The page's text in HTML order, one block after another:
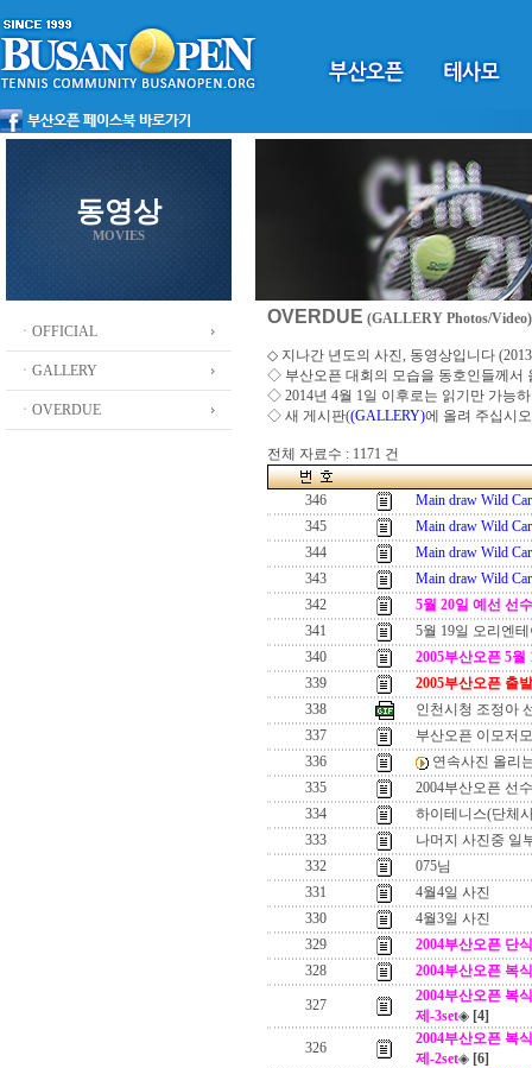
동영상
MOVIES
ㆍOFFICIAL
ㆍGALLERY
ㆍOVERDUE
OVERDUE (GALLERY Photos/Video)
◇ 지나간 년도의 사진, 동영상입니다
◇ 부산오픈 대회의 모습을 동호인들께서
◇ 2014년 4월 1일 이후로는 읽기만 가능
◇ 새 게시판((GALLERY)에 올려 주십시오
전체 자료수 : 1171 건
346
Main draw Wild
345
Main draw Wild
344
Main draw Wild
343
Main draw Wild
342
5월 20일 예선 선
341
5월 19일 오리엔
340
2005부산오픈 5월
339
2005부산오픈 출발
338
인천시청 조정아
337
부산오픈 이모저모
336
연속사진 올리
335
2004부산오픈 선
334
하이테니스(단체
333
나머지 사진중 일
332
075님
331
4월4일 사진
330
4월3일 사진
329
2004부산오픈 단
328
2004부산오픈 복
327
2004부산오픈 복
제-3set◈ [4]
326
2004부산오픈 복
제-2set◈ [6]